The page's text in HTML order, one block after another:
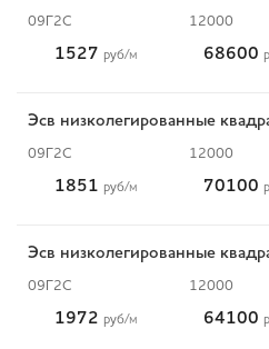
09Г2С 12000
1527 руб/м 68600
Эсв низколегированные
09Г2С 12000
1851 руб/м 70100
Эсв низколегированные
09Г2С 12000
1972 руб/м 64100